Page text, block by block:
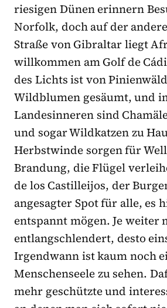
riesigen Dünen erinnern
Norfolk, doch auf der
Straße von Gibraltar liegt
willkommen am Golf de
des Lichts ist von
Wildblumen gesäumt, und
Landesinneren sind
und sogar Wildkatzen zu
Herbstwinde sorgen für
Brandung, die Flügel
de los Castilleijos, der
angesagter Spot für alle, es
entspannt mögen. Je weiter
entlangschlendert, desto
Irgendwann ist kaum noch
Menschenseele zu sehen.
mehr geschützte und